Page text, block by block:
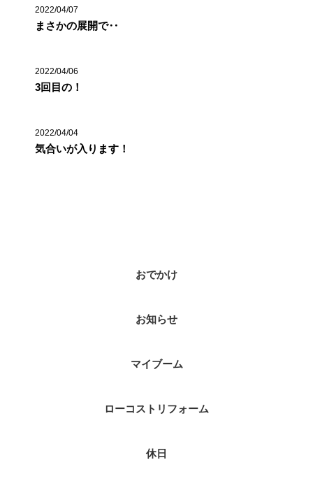
2022/04/07
まさかの展開で‥
2022/04/06
3回目の！
2022/04/04
気合いが入ります！
おでかけ
お知らせ
マイブーム
ローコストリフォーム
休日